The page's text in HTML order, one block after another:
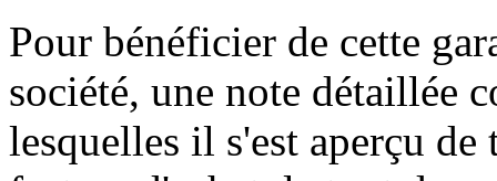
Pour bénéficier de cette
société, une note détaillée
lesquelles il s'est aperçu